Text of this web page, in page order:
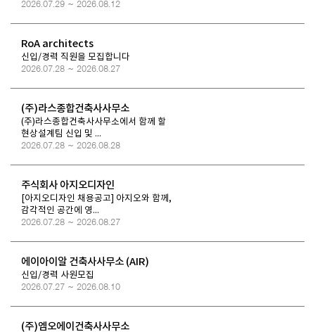
2026.07.29 ~ 2026.08.12
RoA architects
신입/경력 직원을 모집합니다
2026.07.28 ~ 2026.08.27
(주)라스종합건축사사무소
(주)라스종합건축사사무소에서 함께 할
현상설계팀 신입 및 ...
2026.07.28 ~ 2026.08.28
주식회사 아지오디자인
[아지오디자인 채용공고] 아지오와 함께,
감각적인 공간에 영...
2026.07.28 ~ 2026.08.27
에이아이알 건축사사무소 (AIR)
신입/경력 사원모집
2026.07.27 ~ 2026.08.10
(주)엠오에이건축사사무소